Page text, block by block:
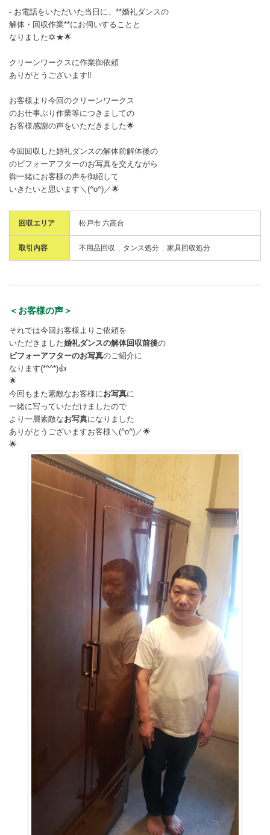
- お電話をいただいた当日に、**婚礼ダンスの
解体・回収作業**にお伺いすることと
なりました🔯★🌟
クリーンワークスに作業御依頼
ありがとうございます‼️
お客様より今回のクリーンワークス
のお仕事ぶり作業等につきましての
お客様感謝の声をいただきました🌟
今回回収した婚礼ダンスの解体前解体後の
のビフォーアフターのお写真を交えながら
御一緒にお客様の声を御紹して
いきたいと思います＼(^o^)／🌟
回収エリア 松戸市 六高台
取引内容 不用品回収 タンス処分 家具回収処分
＜お客様の声＞
それでは今回お客様よりご依頼を
いただきました婚礼ダンスの解体回収前後の
ビフォーアフターのお写真のご紹介に
なります(*^^*)👍
🌟
今回もまた素敵なお客様にお写真に
一緒に写っていただけましたので
より一層素敵なお写真になりました
ありがとうございますお客様＼(^o^)／🌟
🌟